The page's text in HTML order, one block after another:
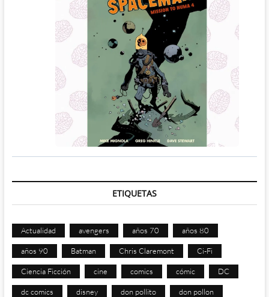
ETIQUETAS
Actualidad avengers años 70 años 80
años 90 Batman Chris Claremont Ci-Fi
Ciencia Ficción cine comics cómic DC
dc comics disney don pollito don pollon